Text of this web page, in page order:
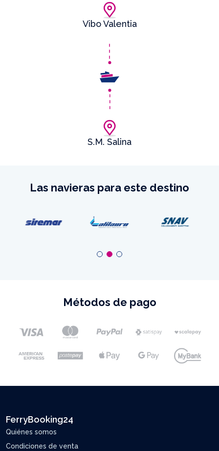
Vibo Valentia
S.M. Salina
Las navieras para este destino
Métodos de pago
FerryBooking24
Quiénes somos
Condiciones de venta